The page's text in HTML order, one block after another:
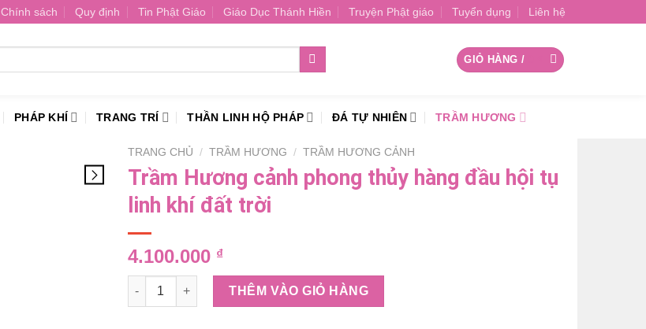
Chính sách Quy định Tin Phật Giáo Giáo Dục Thánh Hiền Truyện Phật giáo Tuyển dụng Liên hệ
GIỎ HÀNG /
PHÁP KHÍ TRANG TRÍ THẦN LINH HỘ PHÁP ĐÁ TỰ NHIÊN TRẦM HƯƠNG
TRANG CHỦ / TRẦM HƯƠNG / TRẦM HƯƠNG CẢNH
Trầm Hương cảnh phong thủy hàng đầu hội tụ
linh khí đất trời
4.100.000 ₫
Trầm Hương cảnh phong thủy hàng đầu hội tụ linh khí đất trời số lượng
THÊM VÀO GIỎ HÀNG